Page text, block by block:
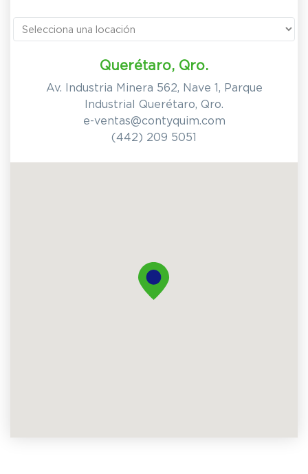
Querétaro, Qro.
Av. Industria Minera 562, Nave 1, Parque
Industrial Querétaro, Qro.
e-ventas@contyquim.com
(442) 209 5051